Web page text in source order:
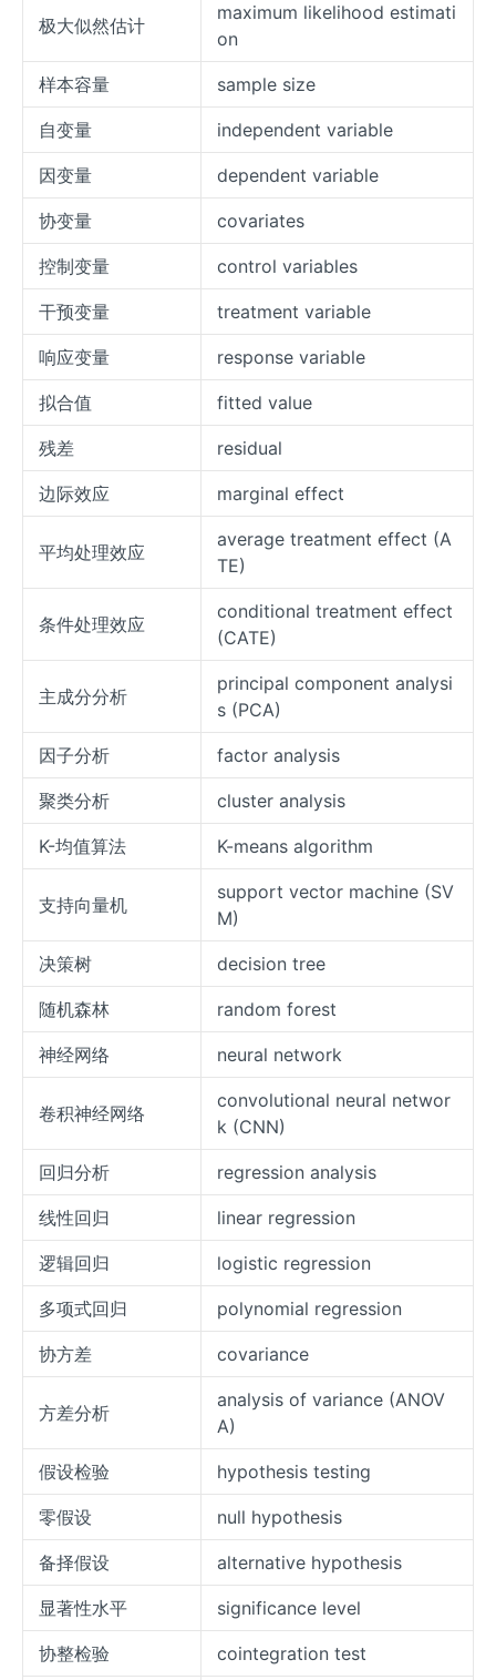
极大似然估计
maximum likelihood estimati
on
样本容量 sample size
自变量 independent variable
因变量 dependent variable
协变量 covariates
控制变量 control variables
干预变量 treatment variable
响应变量 response variable
拟合值 fitted value
残差 residual
边际效应 marginal effect
平均处理效应
average treatment effect (A
TE)
条件处理效应
conditional treatment effect
(CATE)
主成分分析
principal component analysi
s (PCA)
因子分析 factor analysis
聚类分析 cluster analysis
K-均值算法 K-means algorithm
支持向量机
support vector machine (SV
M)
决策树 decision tree
随机森林 random forest
神经网络 neural network
卷积神经网络
convolutional neural networ
k (CNN)
回归分析 regression analysis
线性回归 linear regression
逻辑回归 logistic regression
多项式回归 polynomial regression
协方差 covariance
方差分析
analysis of variance (ANOV
A)
假设检验 hypothesis testing
零假设 null hypothesis
备择假设 alternative hypothesis
显著性水平 significance level
协整检验 cointegration test